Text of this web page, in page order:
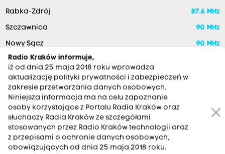
Rabka-Zdrój 87.6 MHz
Szczawnica 90 MHz
Nowy Sącz 90 MHz
RADIO KRAKÓW SA. Aleja Juliusza Słowackiego 22, 30-007
Kraków
Radio Kraków informuje,
iż od dnia 25 maja 2018 roku wprowadza
aktualizację polityki prywatności i zabezpieczeń w
zakresie przetwarzania danych osobowych.
Niniejsza informacja ma na celu zapoznanie
osoby korzystające z Portalu Radia Kraków oraz
słuchaczy Radia Kraków ze szczegółami
stosowanych przez Radio Kraków technologii oraz
z przepisami o ochronie danych osobowych,
obowiązujących od dnia 25 maja 2018 roku.